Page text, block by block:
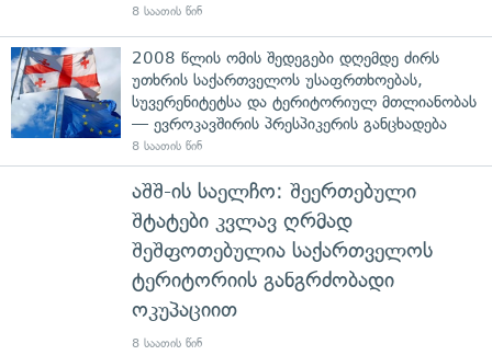
8 საათის წინ
2008 წლის ომის შედეგები დღემდე ძირს
უთხრის საქართველოს უსაფრთხოებას,
სუვერენიტეტსა და ტერიტორიულ მთლიანობას
— ევროკავშირის პრესპიკერის განცხადება
8 საათის წინ
აშშ-ის საელჩო: შეერთებული
შტატები კვლავ ღრმად
შეშფოთებულია საქართველოს
ტერიტორიის განგრძობადი
ოკუპაციით
8 საათის წინ